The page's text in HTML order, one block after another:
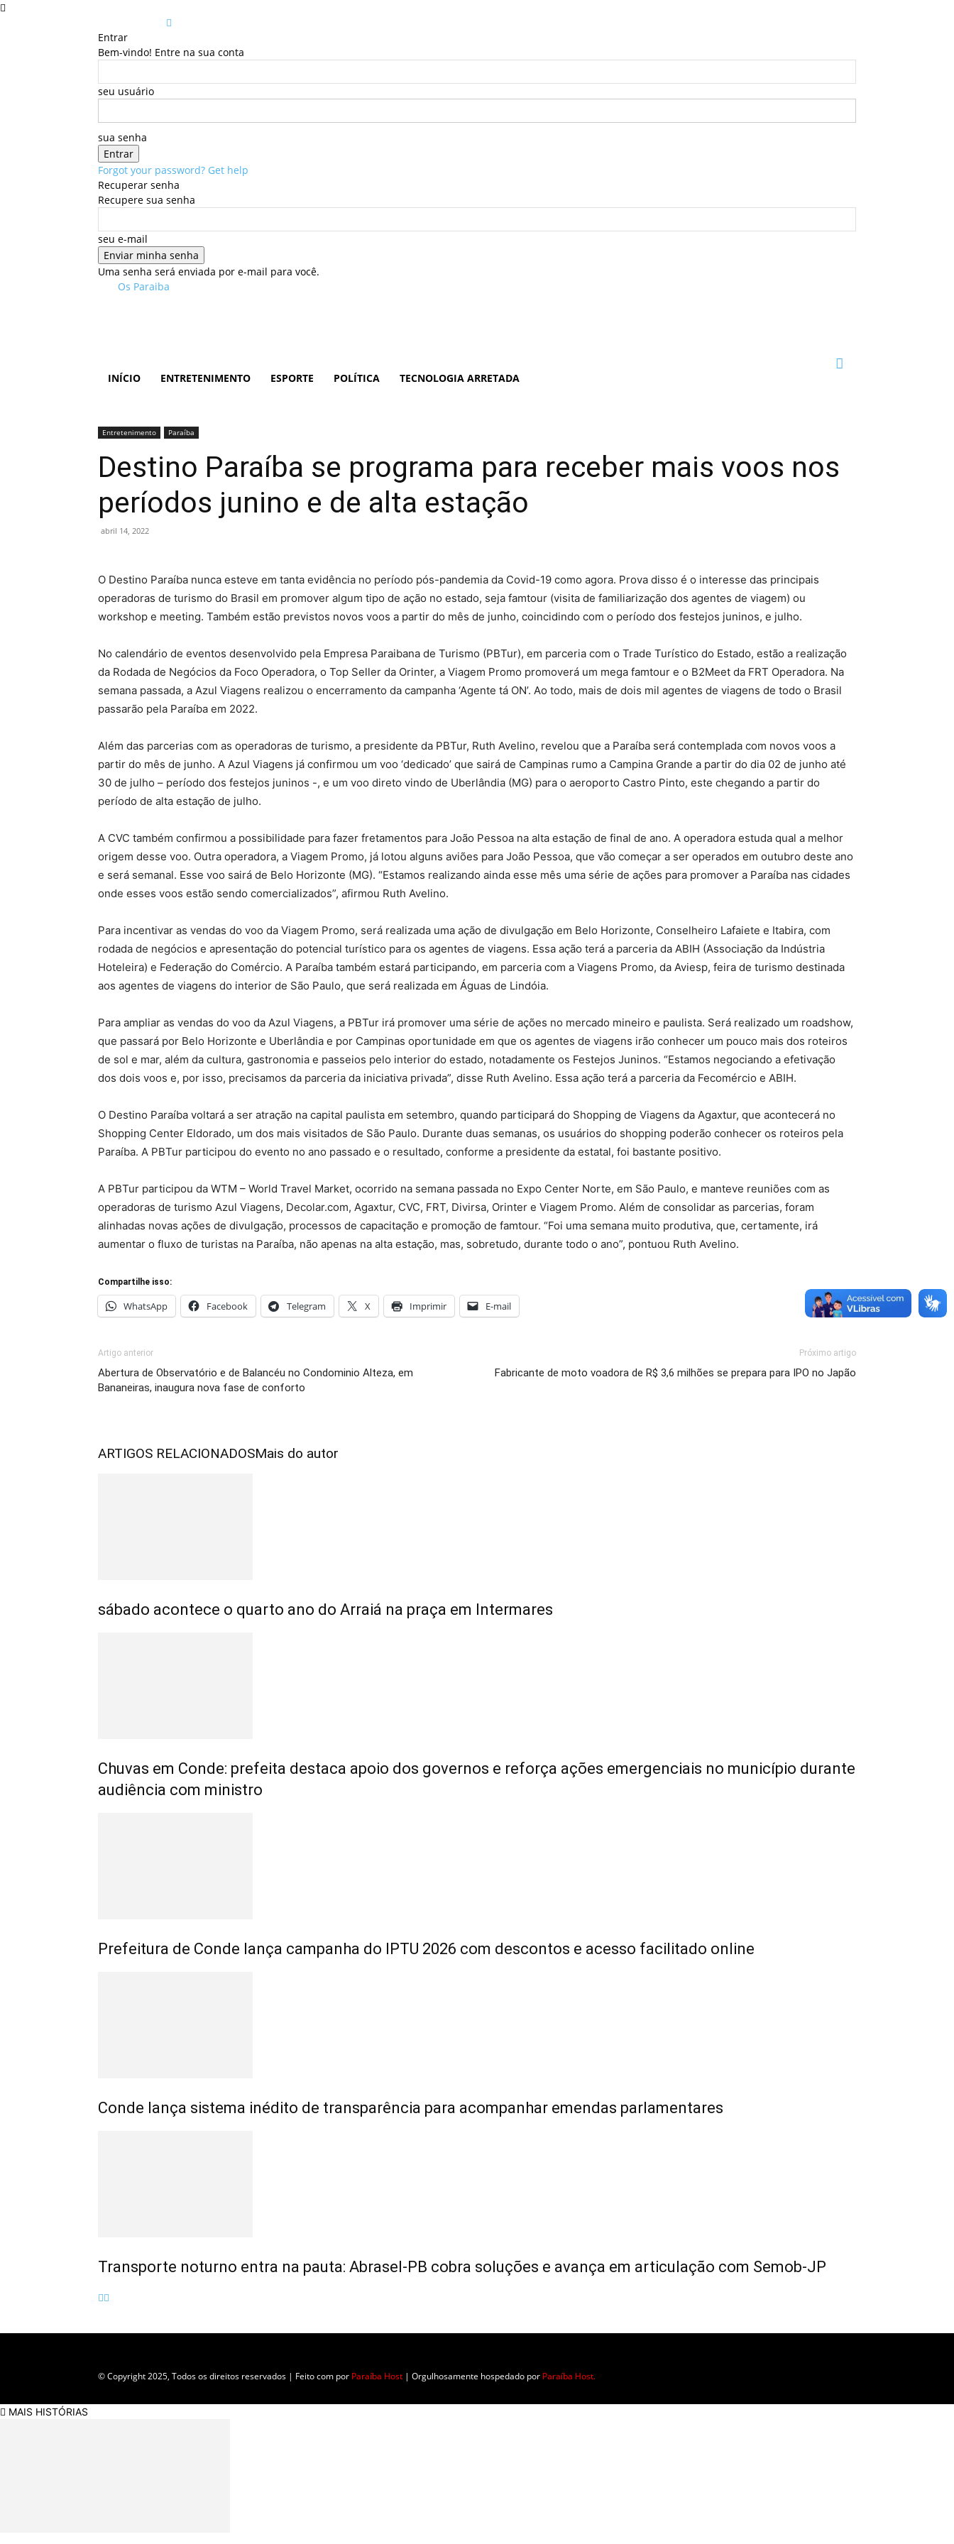
Entrar
Bem-vindo! Entre na sua conta
seu usuário
sua senha
Forgot your password? Get help
Recuperar senha
Recupere sua senha
seu e-mail
Uma senha será enviada por e-mail para você.
Os Paraiba
INÍCIO ENTRETENIMENTO ESPORTE POLÍTICA TECNOLOGIA ARRETADA
Entretenimento Paraíba
Destino Paraíba se programa para receber mais voos nos
períodos junino e de alta estação
abril 14, 2022
O Destino Paraíba nunca esteve em tanta evidência no período pós-pandemia da Covid-19 como agora. Prova disso é o interesse das principais
operadoras de turismo do Brasil em promover algum tipo de ação no estado, seja famtour (visita de familiarização dos agentes de viagem) ou
workshop e meeting. Também estão previstos novos voos a partir do mês de junho, coincidindo com o período dos festejos juninos, e julho.
No calendário de eventos desenvolvido pela Empresa Paraibana de Turismo (PBTur), em parceria com o Trade Turístico do Estado, estão a realização
da Rodada de Negócios da Foco Operadora, o Top Seller da Orinter, a Viagem Promo promoverá um mega famtour e o B2Meet da FRT Operadora. Na
semana passada, a Azul Viagens realizou o encerramento da campanha ‘Agente tá ON’. Ao todo, mais de dois mil agentes de viagens de todo o Brasil
passarão pela Paraíba em 2022.
Além das parcerias com as operadoras de turismo, a presidente da PBTur, Ruth Avelino, revelou que a Paraíba será contemplada com novos voos a
partir do mês de junho. A Azul Viagens já confirmou um voo ‘dedicado’ que sairá de Campinas rumo a Campina Grande a partir do dia 02 de junho até
30 de julho – período dos festejos juninos -, e um voo direto vindo de Uberlândia (MG) para o aeroporto Castro Pinto, este chegando a partir do
período de alta estação de julho.
A CVC também confirmou a possibilidade para fazer fretamentos para João Pessoa na alta estação de final de ano. A operadora estuda qual a melhor
origem desse voo. Outra operadora, a Viagem Promo, já lotou alguns aviões para João Pessoa, que vão começar a ser operados em outubro deste ano
e será semanal. Esse voo sairá de Belo Horizonte (MG). “Estamos realizando ainda esse mês uma série de ações para promover a Paraíba nas cidades
onde esses voos estão sendo comercializados”, afirmou Ruth Avelino.
Para incentivar as vendas do voo da Viagem Promo, será realizada uma ação de divulgação em Belo Horizonte, Conselheiro Lafaiete e Itabira, com
rodada de negócios e apresentação do potencial turístico para os agentes de viagens. Essa ação terá a parceria da ABIH (Associação da Indústria
Hoteleira) e Federação do Comércio. A Paraíba também estará participando, em parceria com a Viagens Promo, da Aviesp, feira de turismo destinada
aos agentes de viagens do interior de São Paulo, que será realizada em Águas de Lindóia.
Para ampliar as vendas do voo da Azul Viagens, a PBTur irá promover uma série de ações no mercado mineiro e paulista. Será realizado um roadshow,
que passará por Belo Horizonte e Uberlândia e por Campinas oportunidade em que os agentes de viagens irão conhecer um pouco mais dos roteiros
de sol e mar, além da cultura, gastronomia e passeios pelo interior do estado, notadamente os Festejos Juninos. “Estamos negociando a efetivação
dos dois voos e, por isso, precisamos da parceria da iniciativa privada”, disse Ruth Avelino. Essa ação terá a parceria da Fecomércio e ABIH.
O Destino Paraíba voltará a ser atração na capital paulista em setembro, quando participará do Shopping de Viagens da Agaxtur, que acontecerá no
Shopping Center Eldorado, um dos mais visitados de São Paulo. Durante duas semanas, os usuários do shopping poderão conhecer os roteiros pela
Paraíba. A PBTur participou do evento no ano passado e o resultado, conforme a presidente da estatal, foi bastante positivo.
A PBTur participou da WTM – World Travel Market, ocorrido na semana passada no Expo Center Norte, em São Paulo, e manteve reuniões com as
operadoras de turismo Azul Viagens, Decolar.com, Agaxtur, CVC, FRT, Divirsa, Orinter e Viagem Promo. Além de consolidar as parcerias, foram
alinhadas novas ações de divulgação, processos de capacitação e promoção de famtour. “Foi uma semana muito produtiva, que, certamente, irá
aumentar o fluxo de turistas na Paraíba, não apenas na alta estação, mas, sobretudo, durante todo o ano”, pontuou Ruth Avelino.
Compartilhe isso:
WhatsApp Facebook Telegram X Imprimir E-mail
Artigo anterior
Abertura de Observatório e de Balancéu no Condominio Alteza, em
Bananeiras, inaugura nova fase de conforto
Próximo artigo
Fabricante de moto voadora de R$ 3,6 milhões se prepara para IPO no Japão
ARTIGOS RELACIONADOSMais do autor
sábado acontece o quarto ano do Arraiá na praça em Intermares
Chuvas em Conde: prefeita destaca apoio dos governos e reforça ações emergenciais no município durante
audiência com ministro
Prefeitura de Conde lança campanha do IPTU 2026 com descontos e acesso facilitado online
Conde lança sistema inédito de transparência para acompanhar emendas parlamentares
Transporte noturno entra na pauta: Abrasel-PB cobra soluções e avança em articulação com Semob-JP
© Copyright 2025, Todos os direitos reservados | Feito com por Paraíba Host | Orgulhosamente hospedado por Paraíba Host.
MAIS HISTÓRIAS